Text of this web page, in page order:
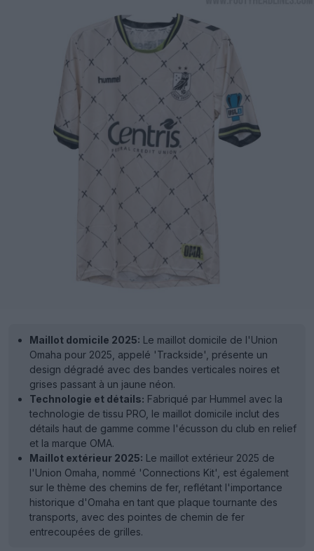
Maillot domicile 2025: Le maillot domicile de l'Union
Omaha pour 2025, appelé 'Trackside', présente un
design dégradé avec des bandes verticales noires et
grises passant à un jaune néon.
Technologie et détails: Fabriqué par Hummel avec la
technologie de tissu PRO, le maillot domicile inclut des
détails haut de gamme comme l'écusson du club en relief
et la marque OMA.
Maillot extérieur 2025: Le maillot extérieur 2025 de
l'Union Omaha, nommé 'Connections Kit', est également
sur le thème des chemins de fer, reflétant l'importance
historique d'Omaha en tant que plaque tournante des
transports, avec des pointes de chemin de fer
entrecoupées de grilles.